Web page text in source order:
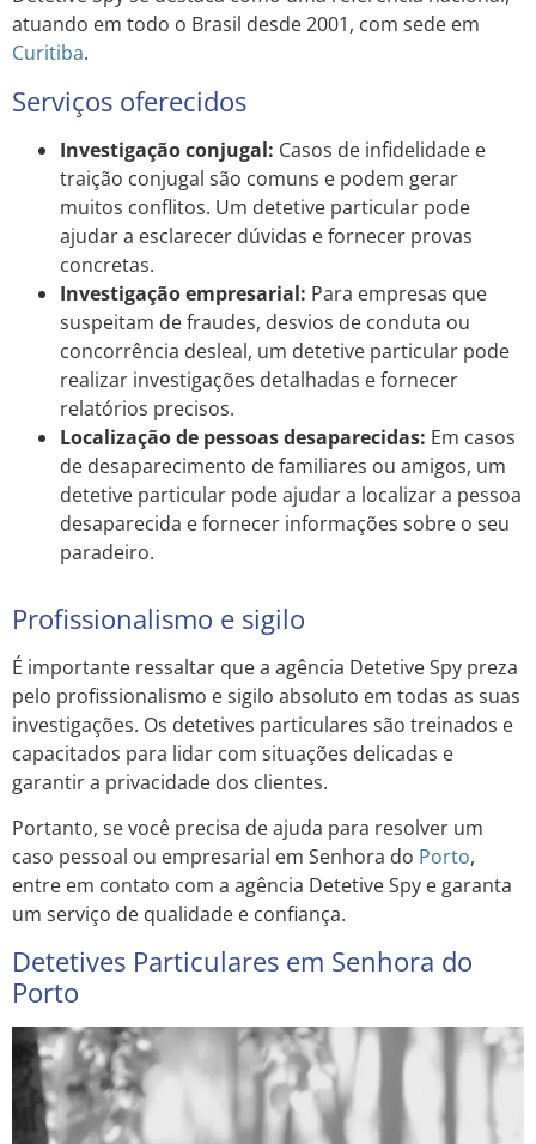
atuando em todo o Brasil desde 2001, com sede em
Curitiba.
Serviços oferecidos
Investigação conjugal: Casos de infidelidade e
traição conjugal são comuns e podem gerar
muitos conflitos. Um detetive particular pode
ajudar a esclarecer dúvidas e fornecer provas
concretas.
Investigação empresarial: Para empresas que
suspeitam de fraudes, desvios de conduta ou
concorrência desleal, um detetive particular pode
realizar investigações detalhadas e fornecer
relatórios precisos.
Localização de pessoas desaparecidas: Em casos
de desaparecimento de familiares ou amigos, um
detetive particular pode ajudar a localizar a pessoa
desaparecida e fornecer informações sobre o seu
paradeiro.
Profissionalismo e sigilo
É importante ressaltar que a agência Detetive Spy preza
pelo profissionalismo e sigilo absoluto em todas as suas
investigações. Os detetives particulares são treinados e
capacitados para lidar com situações delicadas e
garantir a privacidade dos clientes.
Portanto, se você precisa de ajuda para resolver um
caso pessoal ou empresarial em Senhora do Porto,
entre em contato com a agência Detetive Spy e garanta
um serviço de qualidade e confiança.
Detetives Particulares em Senhora do
Porto